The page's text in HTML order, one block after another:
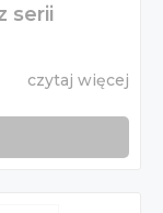
serii
czytaj więcej